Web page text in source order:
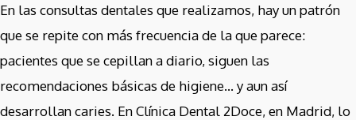
En las consultas dentales que realizamos, hay un patrón
que se repite con más frecuencia de la que parece:
pacientes que se cepillan a diario, siguen las
recomendaciones básicas de higiene… y aun así
desarrollan caries. En Clínica Dental 2Doce, en Madrid, lo